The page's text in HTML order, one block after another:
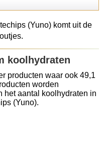
(Yuno) komt uit de
koolhydraten
producten waar ook 49,1
worden
het aantal koolhydraten in
(Yuno).